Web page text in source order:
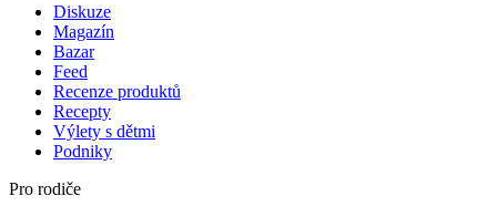
Diskuze
Magazín
Bazar
Feed
Recenze produktů
Recepty
Výlety s dětmi
Podniky
Pro rodiče